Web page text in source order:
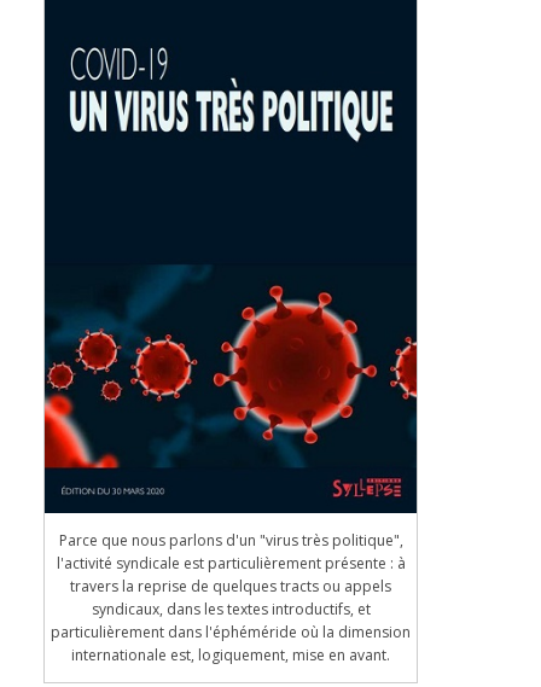
Parce que nous parlons d'un "virus très politique",
l'activité syndicale est particulièrement présente : à
travers la reprise de quelques tracts ou appels
syndicaux, dans les textes introductifs, et
particulièrement dans l'éphéméride où la dimension
internationale est, logiquement, mise en avant.